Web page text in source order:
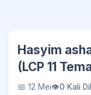
Hasyim
(LCP 11
📅 12 Mei👁0 Kali